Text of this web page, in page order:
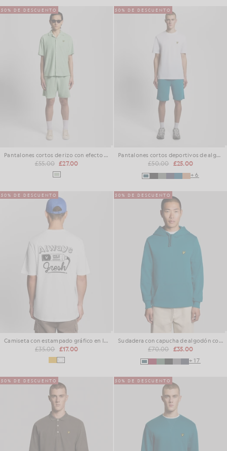
50% DE DESCUENTO
Pantalones cortos de rizo con efecto panal
£55.00 £27.00
50% DE DESCUENTO
Pantalones cortos deportivos de algodón
£50.00 £25.00
+6
50% DE DESCUENTO
Camiseta con estampado gráfico en la espalda
£35.00 £17.00
50% DE DESCUENTO
Sudadera con capucha de algodón con forro polar
£70.00 £35.00
+17
50% DE DESCUENTO 50% DE DESCUENTO